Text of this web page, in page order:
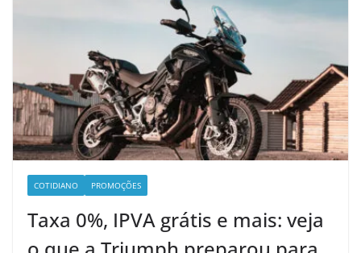
COTIDIANO PROMOÇÕES
Taxa 0%, IPVA grátis e mais: veja